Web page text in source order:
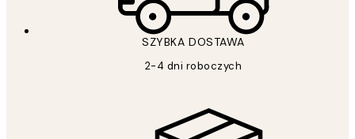
SZYBKA DOSTAWA
2-4 dni roboczych